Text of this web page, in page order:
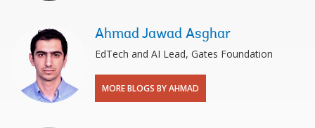
Ahmad Jawad Asghar
EdTech and AI Lead, Gates Foundation
MORE BLOGS BY AHMAD